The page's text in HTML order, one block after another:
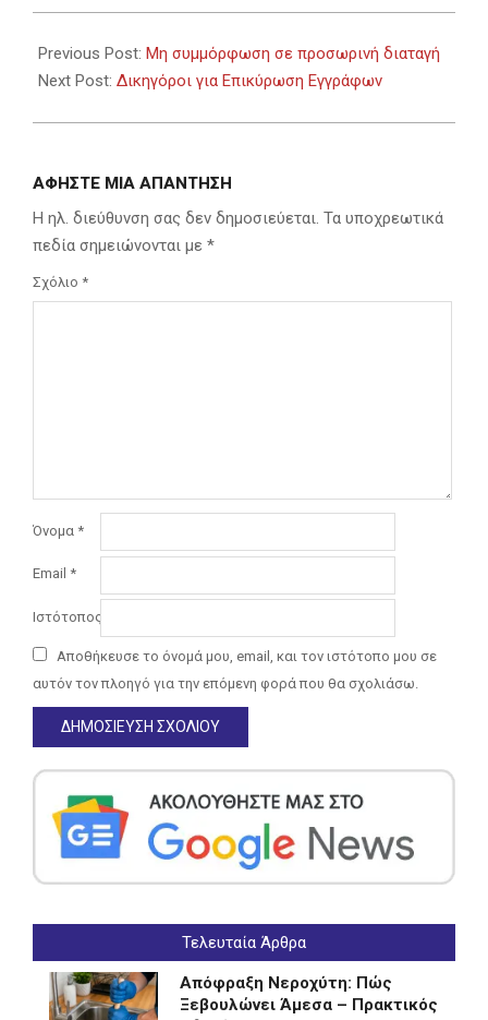
10-
19
Previous Post: Μη συμμόρφωση σε προσωρινή διαταγή
Next Post: Δικηγόροι για Επικύρωση Εγγράφων
ΑΦΉΣΤΕ ΜΙΑ ΑΠΆΝΤΗΣΗ
Η ηλ. διεύθυνση σας δεν δημοσιεύεται. Τα υποχρεωτικά
πεδία σημειώνονται με *
Σχόλιο *
Όνομα *
Email *
Ιστότοπος
Αποθήκευσε το όνομά μου, email, και τον ιστότοπο μου σε
αυτόν τον πλοηγό για την επόμενη φορά που θα σχολιάσω.
Τελευταία Άρθρα
Απόφραξη Νεροχύτη: Πώς
Ξεβουλώνει Άμεσα – Πρακτικός